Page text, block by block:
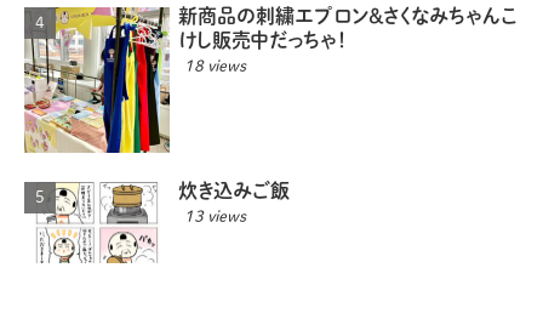
新商品の刺繍エプロン＆さくなみちゃんこ
けし販売中だっちゃ！
18 views
炊き込みご飯
13 views